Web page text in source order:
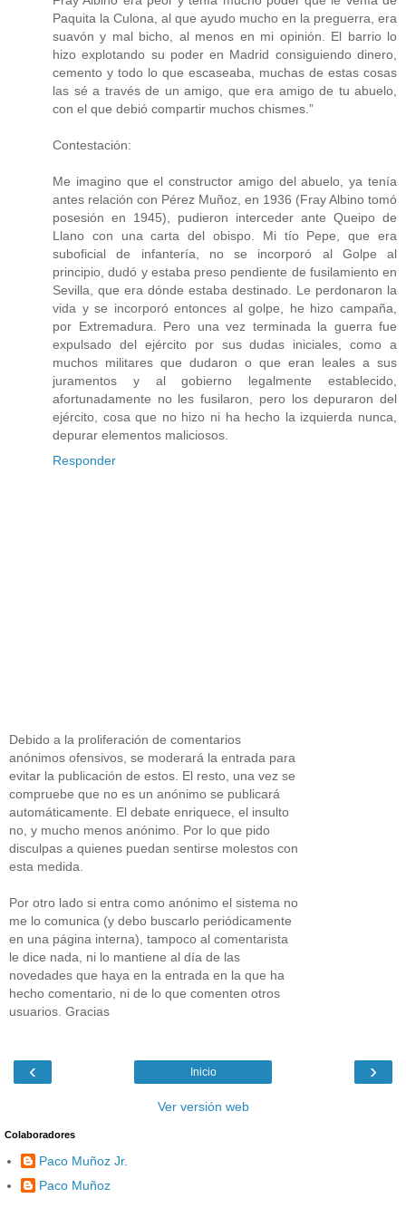
Paquita la Culona, al que ayudo mucho en la preguerra, era
suavón y mal bicho, al menos en mi opinión. El barrio lo
hizo explotando su poder en Madrid consiguiendo dinero,
cemento y todo lo que escaseaba, muchas de estas cosas
las sé a través de un amigo, que era amigo de tu abuelo,
con el que debió compartir muchos chismes.”
Contestación:
Me imagino que el constructor amigo del abuelo, ya tenía
antes relación con Pérez Muñoz, en 1936 (Fray Albino tomó
posesión en 1945), pudieron interceder ante Queipo de
Llano con una carta del obispo. Mi tío Pepe, que era
suboficial de infantería, no se incorporó al Golpe al
principio, dudó y estaba preso pendiente de fusilamiento en
Sevilla, que era dónde estaba destinado. Le perdonaron la
vida y se incorporó entonces al golpe, he hizo campaña,
por Extremadura. Pero una vez terminada la guerra fue
expulsado del ejército por sus dudas iniciales, como a
muchos militares que dudaron o que eran leales a sus
juramentos y al gobierno legalmente establecido,
afortunadamente no les fusilaron, pero los depuraron del
ejército, cosa que no hizo ni ha hecho la izquierda nunca,
depurar elementos maliciosos.
Responder
Debido a la proliferación de comentarios
anónimos ofensivos, se moderará la entrada para
evitar la publicación de estos. El resto, una vez se
compruebe que no es un anónimo se publicará
automáticamente. El debate enriquece, el insulto
no, y mucho menos anónimo. Por lo que pido
disculpas a quienes puedan sentirse molestos con
esta medida.
Por otro lado si entra como anónimo el sistema no
me lo comunica (y debo buscarlo periódicamente
en una página interna), tampoco al comentarista
le dice nada, ni lo mantiene al día de las
novedades que haya en la entrada en la que ha
hecho comentario, ni de lo que comenten otros
usuarios. Gracias
‹ ›
Inicio
Ver versión web
Colaboradores
Paco Muñoz Jr.
Paco Muñoz